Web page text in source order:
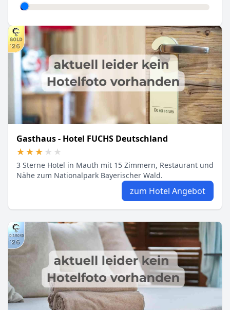
Gasthaus - Hotel FUCHS Deutschland
★★★★★
★★★★★
3 Sterne Hotel in Mauth mit 15 Zimmern, Restaurant und
Nähe zum Nationalpark Bayerischer Wald.
zum Hotel Angebot